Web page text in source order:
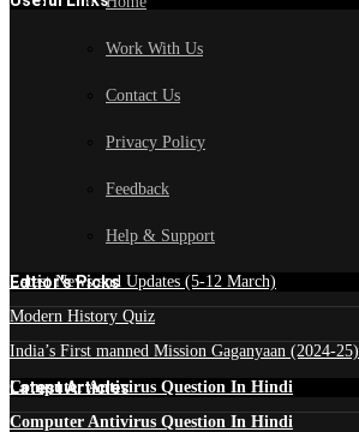
Work With Us
Contact Us
Privacy Policy
Feedback
Help & Support
Edtior's Picks
Latest News and Updates (5-12 March)
Modern History Quiz
India’s First manned Mission Gaganyaan (2024-25)
Latest Articles
Computer Antivirus Question In Hindi
Computer Antivirus Question In Hindi